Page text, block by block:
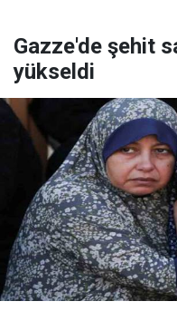
Gazze'de şehit
yükseldi